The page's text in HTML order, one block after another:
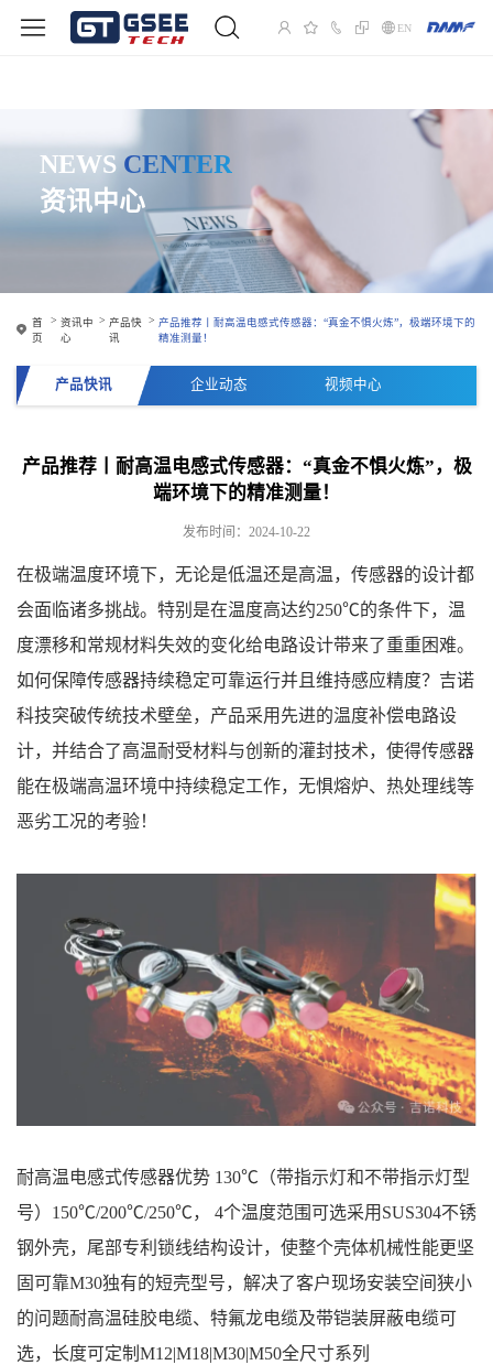
EN
NEWS CENTER
资讯中心
首
页
资讯中
心
产品快
讯
产品推荐丨耐高温电感式传感器：“真金不惧火炼”，极端环境下的
精准测量！
产品快讯 企业动态 视频中心
产品推荐丨耐高温电感式传感器：“真金不惧火炼”，极
端环境下的精准测量！
发布时间：2024-10-22
在极端温度环境下，无论是低温还是高温，传感器的设计都
会面临诸多挑战。特别是在温度高达约250℃的条件下，温
度漂移和常规材料失效的变化给电路设计带来了重重困难。
如何保障传感器持续稳定可靠运行并且维持感应精度？吉诺
科技突破传统技术壁垒，产品采用先进的温度补偿电路设
计，并结合了高温耐受材料与创新的灌封技术，使得传感器
能在极端高温环境中持续稳定工作，无惧熔炉、热处理线等
恶劣工况的考验！
耐高温电感式传感器优势 130℃（带指示灯和不带指示灯型
号）150℃/200℃/250℃， 4个温度范围可选采用SUS304不锈
钢外壳，尾部专利锁线结构设计，使整个壳体机械性能更坚
固可靠M30独有的短壳型号，解决了客户现场安装空间狭小
的问题耐高温硅胶电缆、特氟龙电缆及带铠装屏蔽电缆可
选，长度可定制M12|M18|M30|M50全尺寸系列